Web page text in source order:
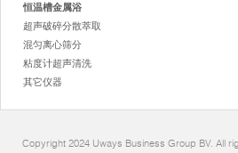
恒温槽金属浴
超声破碎分散萃取
混匀离心筛分
粘度计超声清洗
其它仪器
Copyright 2024 Uways Business Group BV. All